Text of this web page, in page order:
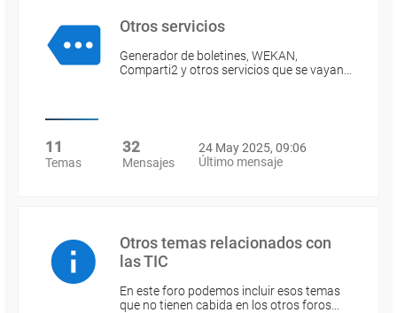
Otros servicios
Generador de boletines, WEKAN,
Comparti2 y otros servicios que se vayan…
11
Temas
32
Mensajes
24 May 2025, 09:06
Último mensaje
Otros temas relacionados con
las TIC
En este foro podemos incluir esos temas
que no tienen cabida en los otros foros…